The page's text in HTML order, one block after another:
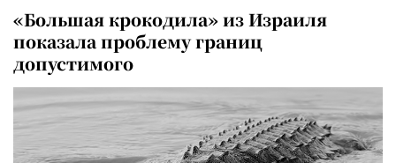
«Большая крокодила» из Израиля
показала проблему границ
допустимого